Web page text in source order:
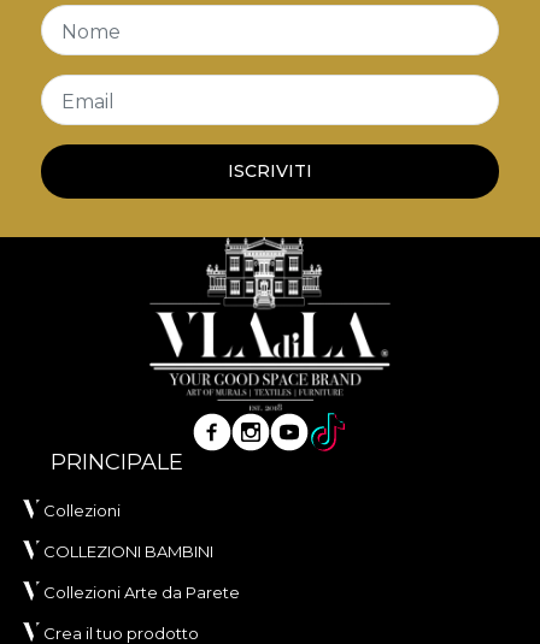
veritabilă. Încadrate de rame negre, elegante și
robuste, aceste tablouri sunt elementul de
decor
vintageideal pentru a adăuga personalitate și
istorie pereților tăi.
Nome
Email
ISCRIVITI
PRINCIPALE
Collezioni
COLLEZIONI BAMBINI
Collezioni Arte da Parete
Crea il tuo prodotto